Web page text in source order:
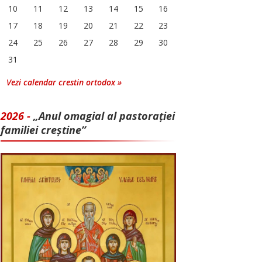
10 11 12 13 14 15
16
17
18 19 20 21 22
23
24
25 26 27 28 29
30
31
Vezi calendar crestin ortodox »
2026 - „Anul omagial al pastorației
familiei creștine”